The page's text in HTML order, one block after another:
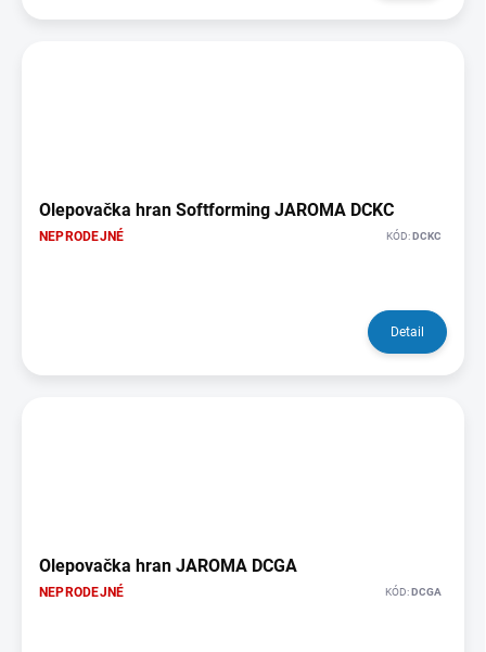
Olepovačka hran Softforming JAROMA DCKC
NEPRODEJNÉ KÓD:DCKC
Detail
Olepovačka hran JAROMA DCGA
NEPRODEJNÉ KÓD:DCGA